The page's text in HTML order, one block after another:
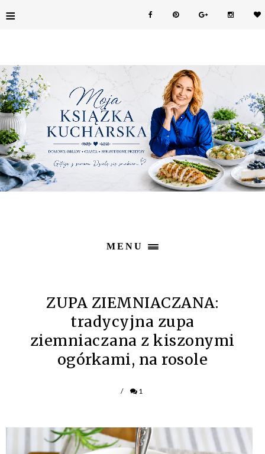
≡
MENU
ZUPA ZIEMNIACZANA:
tradycyjna zupa
ziemniaczana z kiszonymi
ogórkami, na rosole
/ 1